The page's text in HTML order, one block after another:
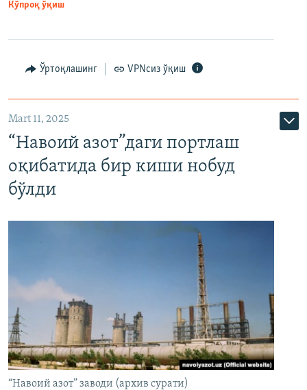
Кўпроқ ўқиш
Ўртоқлашинг VPNсиз ўқиш
Mart 11, 2025
“Навоий азот”даги портлаш
оқибатида бир киши нобуд
бўлди
“Навоий азот” заводи (архив сурати)